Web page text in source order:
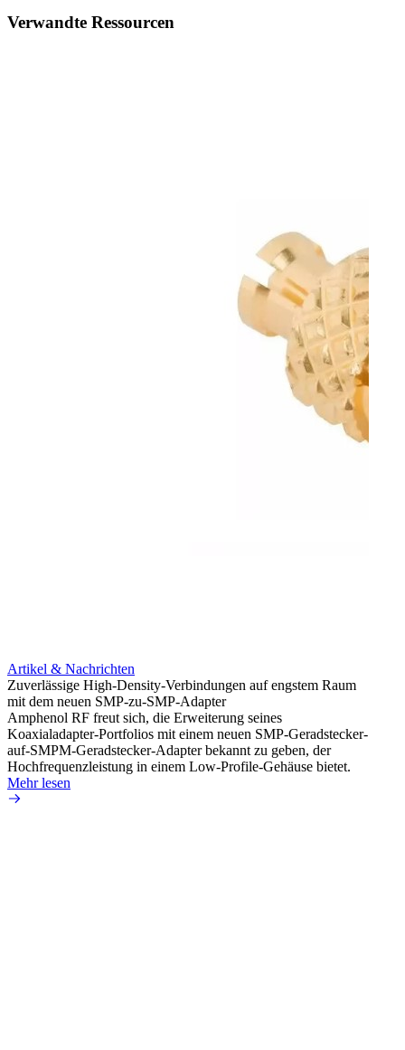
Verwandte Ressourcen
Artikel & Nachrichten
Zuverlässige High-Density-Verbindungen auf engstem Raum
mit dem neuen SMP-zu-SMP-Adapter
Amphenol RF freut sich, die Erweiterung seines
Koaxialadapter-Portfolios mit einem neuen SMP-Geradstecker-
auf-SMPM-Geradstecker-Adapter bekannt zu geben, der
Hochfrequenzleistung in einem Low-Profile-Gehäuse bietet.
Mehr lesen